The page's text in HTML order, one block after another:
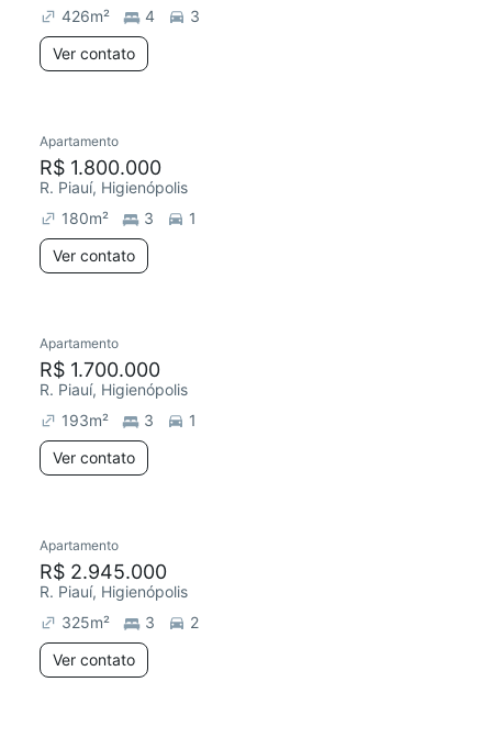
426m² 4
3
Ver contato
Redecorar
Apartamento
R$ 1.800.000
R. Piauí, Higienópolis
180m² 3
1
Ver contato
Redecorar
Apartamento
R$ 1.700.000
R. Piauí, Higienópolis
193m² 3
1
Ver contato
Redecorar
Apartamento
R$ 2.945.000
R. Piauí, Higienópolis
325m² 3
2
Ver contato